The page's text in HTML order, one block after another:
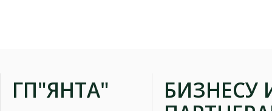
ГП"ЯНТА"
БИЗНЕСУ